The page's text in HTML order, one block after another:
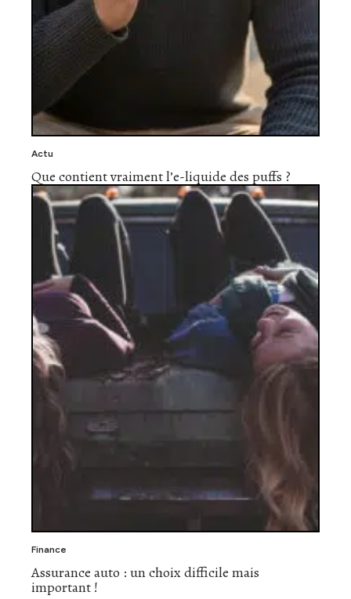
Actu
Que contient vraiment l’e-liquide des puffs ?
Finance
Assurance auto : un choix difficile mais
important !